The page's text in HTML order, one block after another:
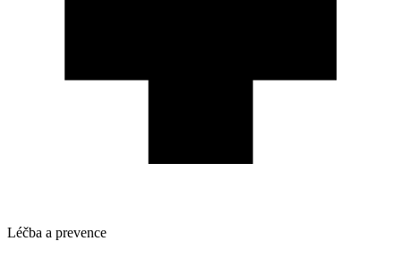
Léčba a prevence